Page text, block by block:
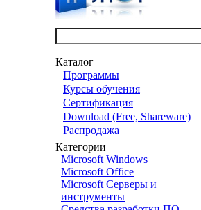
Каталог
Программы
Курсы обучения
Сертификация
Download (Free, Shareware)
Распродажа
Категории
Microsoft Windows
Microsoft Office
Microsoft Серверы и
инструменты